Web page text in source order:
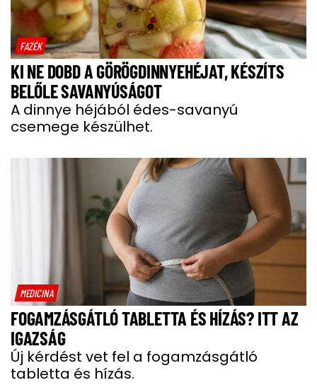
FAZÉK
KI NE DOBD A GÖRÖGDINNYEHÉJAT, KÉSZÍTS
BELŐLE SAVANYÚSÁGOT
A dinnye héjából édes-savanyú
csemege készülhet.
MEDICINA
FOGAMZÁSGÁTLÓ TABLETTA ÉS HÍZÁS? ITT AZ
IGAZSÁG
Új kérdést vet fel a fogamzásgátló
tabletta és hízás.